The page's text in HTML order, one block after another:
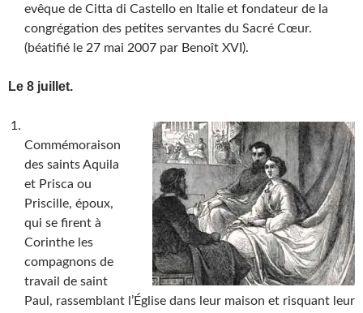
evêque de Citta di Castello en Italie et fondateur de la
congrégation des petites servantes du Sacré Cœur.
(béatifié le 27 mai 2007 par Benoît XVI).
Le 8 juillet.
Commémoraison
des saints Aquila
et Prisca ou
Priscille, époux,
qui se firent à
Corinthe les
compagnons de
travail de saint
Paul, rassemblant l’Église dans leur maison et risquant leur